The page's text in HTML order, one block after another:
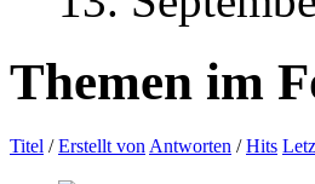
Themen im
Titel /Erstellt von Antworten /Hits